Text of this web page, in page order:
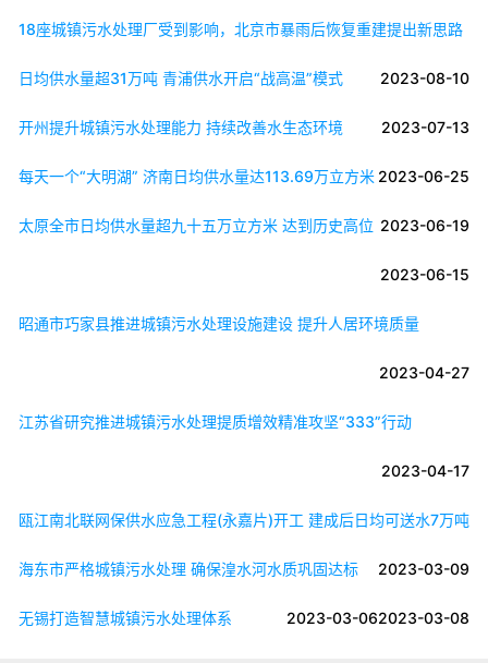
18座城镇污水处理厂受到影响，北京市暴雨后恢复重建提出新思路
2023-08-10
日均供水量超31万吨 青浦供水开启“战高温”模式
2023-07-13
开州提升城镇污水处理能力 持续改善水生态环境
2023-06-25
每天一个“大明湖” 济南日均供水量达113.69万立方米
2023-06-19
太原全市日均供水量超九十五万立方米 达到历史高位
2023-06-15
昭通市巧家县推进城镇污水处理设施建设 提升人居环境质量
2023-04-27
江苏省研究推进城镇污水处理提质增效精准攻坚“333”行动
2023-04-17
瓯江南北联网保供水应急工程(永嘉片)开工 建成后日均可送水7万吨
2023-03-09
海东市严格城镇污水处理 确保湟水河水质巩固达标
2023-03-08
无锡打造智慧城镇污水处理体系 2023-03-06